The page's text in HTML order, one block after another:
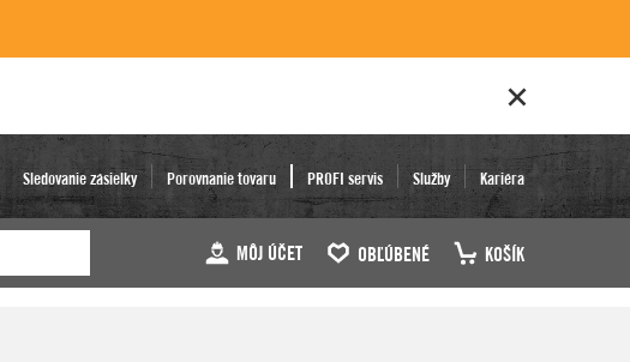
Sledovanie zásielky Porovnanie tovaru PROFI servis Služby Kariéra
MÔJ ÚČET OBĽÚBENÉ KOŠÍK